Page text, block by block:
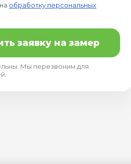
обработку персональных
заявку на замер
Мы перезвоним для